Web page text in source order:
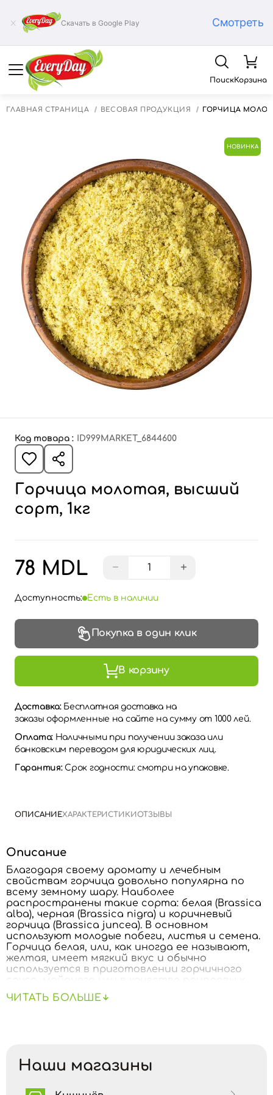
Скачать в Google Play Смотреть
ПоискКорзина
ГЛАВНАЯ СТРАНИЦА ВЕСОВАЯ ПРОДУКЦИЯ ГОРЧИЦА
НОВИНКА
Код товара : ID999MARKET_6844600
Горчица молотая, высший
сорт, 1кг
78 MDL − +
Доступность: Есть в наличии
Покупка в один клик
В корзину
Доставка: Бесплатная доставка на
заказы оформленные на сайте на сумму от 1000 лей.
Оплата: Наличными при получении заказа или
банковским переводом для юридических лиц.
Гарантия:Срок годности: смотри на упаковке.
ОПИСАНИЕХАРАКТЕРИСТИКИОТЗЫВЫ
Описание
Благодаря своему аромату и лечебным
свойствам горчица довольно популярна по
всему земному шару. Наиболее
распространены такие сорта: белая (Brassica
alba), черная (Brassica nigra) и коричневый
горчица (Brassica juncea). В основном
используют молодые побеги, листья и семена.
Горчица белая, или, как иногда ее называют,
желтая, имеет мягкий вкус и обычно
используется в приготовлении горчичного
соуса, майонеза или в качестве приправы к
салатам и при консервации. Черная горчица
известна своим сильным ароматом и вкусом,
Семена горчицы являются богатым
магний, фосфор и калий. Кроме того, они
ЧИТАТЬ БОЛЬШЕ
Наши магазины